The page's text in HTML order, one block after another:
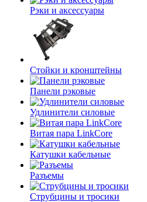
Рэки и аксессуары
Стойки и кронштейны
Панели рэковые
Удлинители силовые
Витая пара LinkCore
Катушки кабельные
Разъемы
Струбцины и тросики